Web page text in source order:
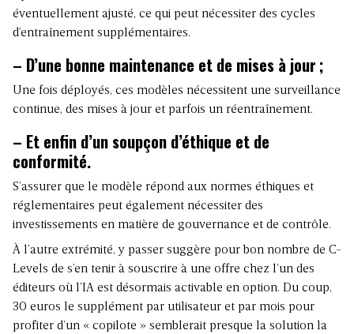
éventuellement ajusté, ce qui peut nécessiter des cycles
d’entraînement supplémentaires.
– D’une bonne maintenance et de mises à jour ;
Une fois déployés, ces modèles nécessitent une surveillance
continue, des mises à jour et parfois un réentraînement.
– Et enfin d’un soupçon d’éthique et de
conformité.
S’assurer que le modèle répond aux normes éthiques et
réglementaires peut également nécessiter des
investissements en matière de gouvernance et de contrôle.
À l’autre extrémité, y passer suggère pour bon nombre de C-
Levels de s’en tenir à souscrire à une offre chez l’un des
éditeurs où l’IA est désormais activable en option. Du coup,
30 euros le supplément par utilisateur et par mois pour
profiter d’un « copilote » semblerait presque la solution la